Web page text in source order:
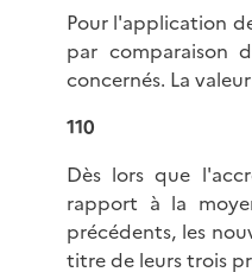
Pour l'application
par comparaison
concernés. La
110
Dès lors que
rapport à la
précédents, les
titre de leurs trois